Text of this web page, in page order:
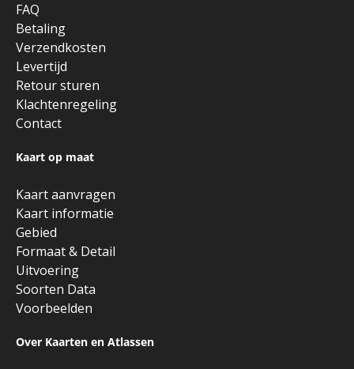
FAQ
Betaling
Verzendkosten
Levertijd
Retour sturen
Klachtenregeling
Contact
Kaart op maat
Kaart aanvragen
Kaart informatie
Gebied
Formaat & Detail
Uitvoering
Soorten Data
Voorbeelden
Over Kaarten en Atlassen